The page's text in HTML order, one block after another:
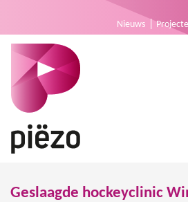
Nieuws
Geslaagde hockeyclinic